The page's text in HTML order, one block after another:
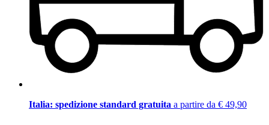
Italia: spedizione standard gratuita a partire da € 49,90